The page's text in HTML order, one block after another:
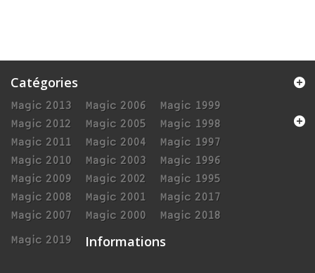
Catégories
Magic 2013
Magic 2012
Magic 2011
Magic 2010
Magic 2009
Magic 2008
Magic 2007
Magic 2006
Magic 2005
Magic 2004
Magic 2003
Magic 2002
Magic 2001
Magic 2000
Magic 1999
Magic 1998
Magic 1997
Magic 1996
Magic 1995
Magic 2017
Magic 2018
Magic 2019
Informations